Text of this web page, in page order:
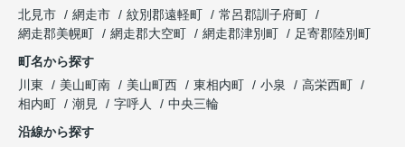
北見市
網走市 紋別郡遠軽町
常呂郡訓子府町
網走郡美幌町
網走郡大空町 網走郡津別町
足寄郡陸別町
町名から探す
川東
美山町南 美山町西 東相内町 小泉
高栄西町
相内町
潮見 字呼人
中央三輪
沿線から探す